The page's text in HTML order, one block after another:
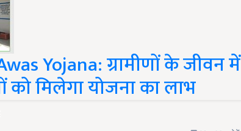
Yojana: ग्रामीणों के जीवन में
को मिलेगा योजना का लाभ